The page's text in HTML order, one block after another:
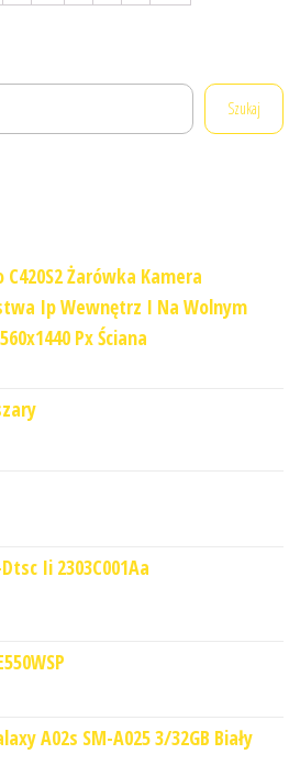
Szukaj
C420S2 Żarówka Kamera
Ip Wewnętrz I Na Wolnym
Px Ściana
Ii 2303C001Aa
A02s SM-A025 3/32GB Biały